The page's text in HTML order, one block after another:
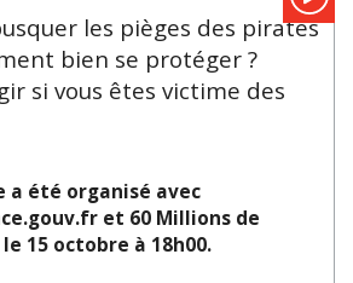
les pièges des pirates
bien se protéger ?
si vous êtes victime des
a été organisé avec
et 60 Millions de
15 octobre à 18h00.